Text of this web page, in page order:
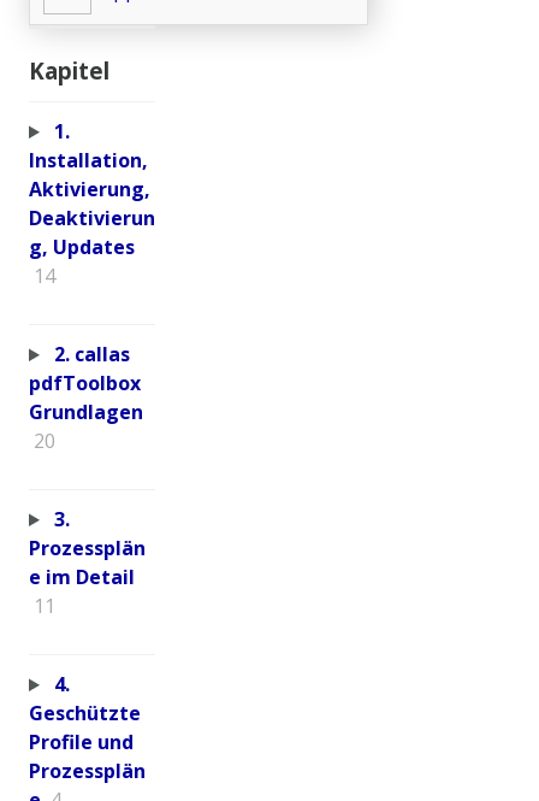
Kapitel
1.
Installation,
Aktivierung,
Deaktivierun
g, Updates
14
2. callas
pdfToolbox
Grundlagen
20
3.
Prozessplän
e im Detail
11
4.
Geschützte
Profile und
Prozessplän